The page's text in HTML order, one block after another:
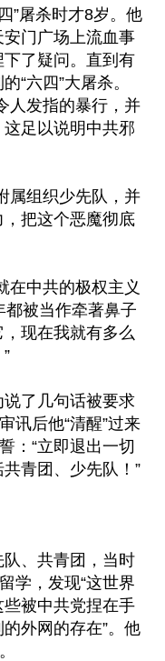
”屠杀时才8岁。他
门广场上流血事
了疑问。直到有
“六四”大屠杀。
人发指的暴行，并
足以说明中共邪
属组织少先队，并
把这个恶魔彻底
在中共的极权主义
被当作牵著鼻子
现在我就有多么
了几句话被要求
讯后他“清醒”过来
：“立即退出一切
青团、少先队！”
、共青团，当时
学，发现“这世界
被中共党捏在手
外网的存在”。他